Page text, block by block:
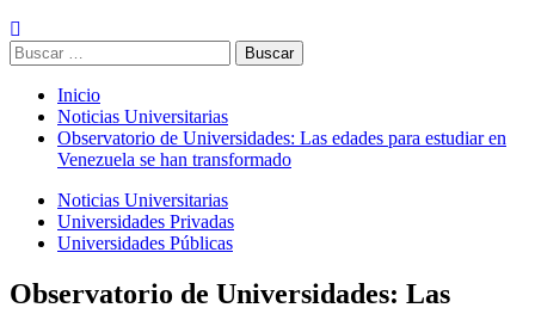
Buscar:
Inicio
Noticias Universitarias
Observatorio de Universidades: Las edades para estudiar en
Venezuela se han transformado
Noticias Universitarias
Universidades Privadas
Universidades Públicas
Observatorio de Universidades: Las